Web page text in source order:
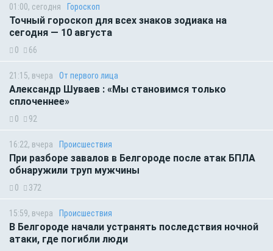
01:00, сегодня Гороскоп
Точный гороскоп для всех знаков зодиака на
сегодня — 10 августа
0 66
21:15, вчера От первого лица
Александр Шуваев : «Мы становимся только
сплоченнее»
0 92
16:22, вчера Происшествия
При разборе завалов в Белгороде после атак БПЛА
обнаружили труп мужчины
0 372
15:59, вчера Происшествия
В Белгороде начали устранять последствия ночной
атаки, где погибли люди